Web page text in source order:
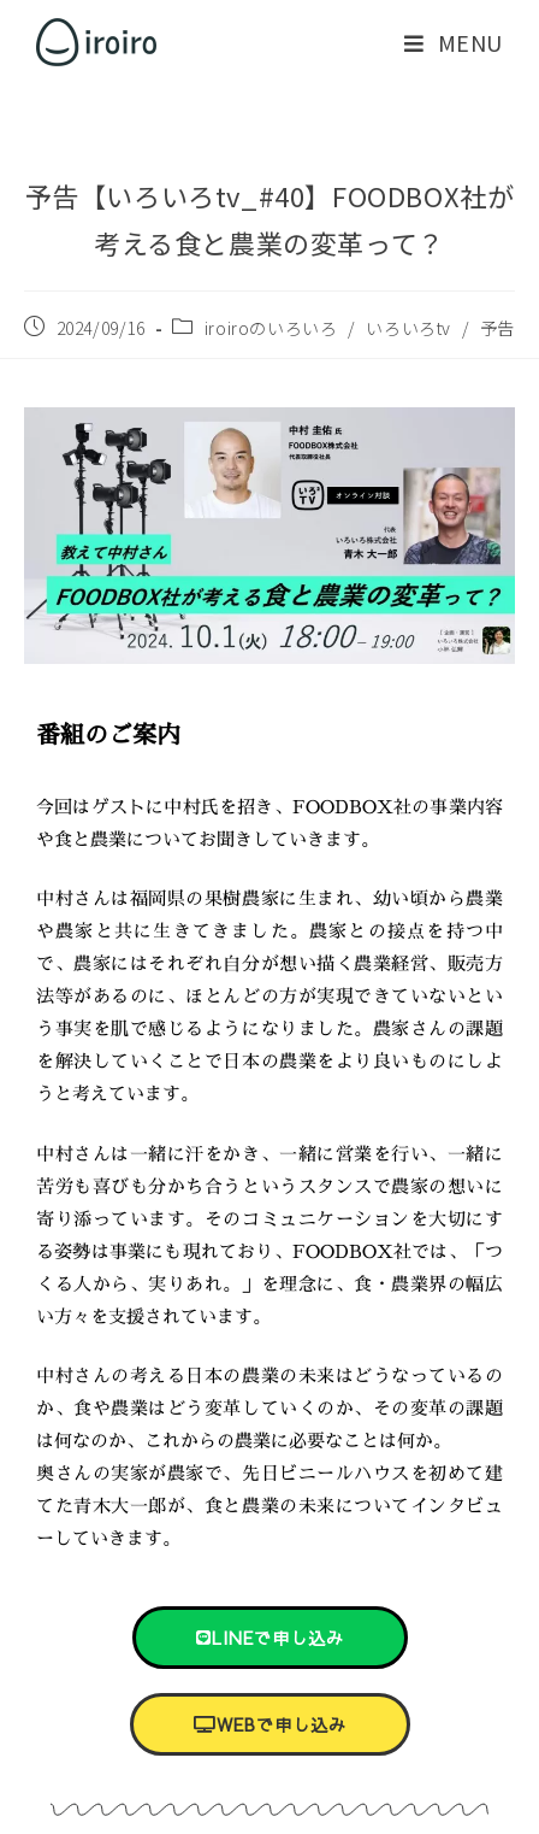
MENU
予告【いろいろtv_#40】FOODBOX社が
考える食と農業の変革って？
2024/09/16 iroiroのいろいろ / いろいろtv / 予告
番組のご案内
今回はゲストに中村氏を招き、FOODBOX社の事業内容
や食と農業についてお聞きしていきます。
中村さんは福岡県の果樹農家に生まれ、幼い頃から農業
や農家と共に生きてきました。農家との接点を持つ中
で、農家にはそれぞれ自分が想い描く農業経営、販売方
法等があるのに、ほとんどの方が実現できていないとい
う事実を肌で感じるようになりました。農家さんの課題
を解決していくことで日本の農業をより良いものにしよ
うと考えています。
中村さんは一緒に汗をかき、一緒に営業を行い、一緒に
苦労も喜びも分かち合うというスタンスで農家の想いに
寄り添っています。そのコミュニケーションを大切にす
る姿勢は事業にも現れており、FOODBOX社では、「つ
くる人から、実りあれ。」を理念に、食・農業界の幅広
い方々を支援されています。
中村さんの考える日本の農業の未来はどうなっているの
か、食や農業はどう変革していくのか、その変革の課題
は何なのか、これからの農業に必要なことは何か。
奥さんの実家が農家で、先日ビニールハウスを初めて建
てた青木大一郎が、食と農業の未来についてインタビュ
ーしていきます。
LINEで申し込み
WEBで申し込み